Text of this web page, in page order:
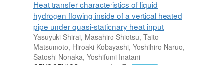
Heat transfer characteristics of liquid
hydrogen flowing inside of a vertical heated
pipe under quasi-stationary heat input
Yasuyuki Shirai, Masahiro Shiotsu, Taito
Matsumoto, Hiroaki Kobayashi, Yoshihiro Naruo,
Satoshi Nonaka, Yoshifumi Inatani